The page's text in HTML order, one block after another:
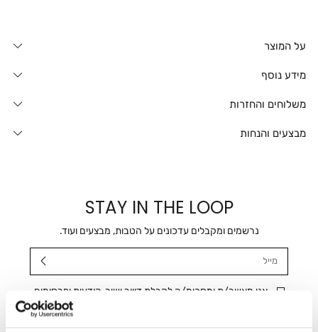
על המוצר
מידע נוסף
משלוחים והחזרות
מבצעים והנחות
STAY IN THE LOOP
נרשמים ומקבלים עדכונים על הטבות, מבצעים ועוד.
אני מאשר/ת ומסכימ/ה לקבלת דיוור ישיר, הודעות ופרסומים
שיווקיים בכלל פרטי הקשר המצויים בידי החברה ובכלל זה דוא"ל
SMS ועוד. המידע ייאסף בהתאם למדיניות הפרטיות של החברה.